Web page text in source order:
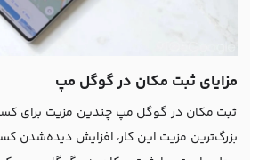
مزایای ثبت مکان در گوگل مپ
ثبت مکان در گوگل مپ چندین مزیت برای
بزرگ‌ترین مزیت این کار، افزایش دیده‌شدن